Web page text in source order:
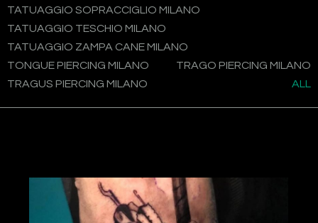
TATUAGGIO SOPRACCIGLIO MILANO
TATUAGGIO TESCHIO MILANO
TATUAGGIO ZAMPA CANE MILANO
TONGUE PIERCING MILANO
TRAGO PIERCING MILANO
TRAGUS PIERCING MILANO
ALL